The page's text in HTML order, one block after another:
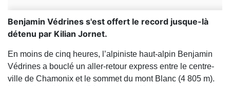
Benjamin Védrines s'est offert le record jusque-là
détenu par Kilian Jornet.
En moins de cinq heures, l’alpiniste haut-alpin Benjamin
Védrines a bouclé un aller-retour express entre le centre-
ville de Chamonix et le sommet du mont Blanc (4 805 m).